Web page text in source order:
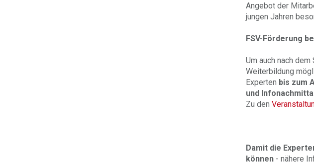
Angebot der
jungen Jahren
FSV-Förderung
Um auch nach
Weiterbildung
Experten bis zum
und
Zu den
Damit die
können - nähere